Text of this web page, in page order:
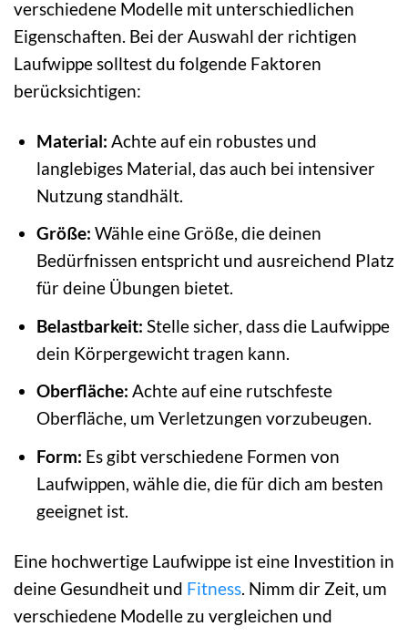
verschiedene Modelle mit unterschiedlichen
Eigenschaften. Bei der Auswahl der richtigen
Laufwippe solltest du folgende Faktoren
berücksichtigen:
Material: Achte auf ein robustes und
langlebiges Material, das auch bei intensiver
Nutzung standhält.
Größe: Wähle eine Größe, die deinen
Bedürfnissen entspricht und ausreichend Platz
für deine Übungen bietet.
Belastbarkeit: Stelle sicher, dass die Laufwippe
dein Körpergewicht tragen kann.
Oberfläche: Achte auf eine rutschfeste
Oberfläche, um Verletzungen vorzubeugen.
Form: Es gibt verschiedene Formen von
Laufwippen, wähle die, die für dich am besten
geeignet ist.
Eine hochwertige Laufwippe ist eine Investition in
deine Gesundheit und Fitness . Nimm dir Zeit, um
verschiedene Modelle zu vergleichen und